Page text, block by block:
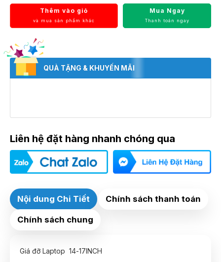
Thêm vào giỏ
và mua sản phẩm khác
Mua Ngay
Thanh toán ngay
QUÀ TẶNG & KHUYẾN MÃI
Liên hệ đặt hàng nhanh chóng qua
Nội dung Chi Tiết Chính sách thanh toán
Chính sách chung
Giá đỡ Laptop 14-17INCH